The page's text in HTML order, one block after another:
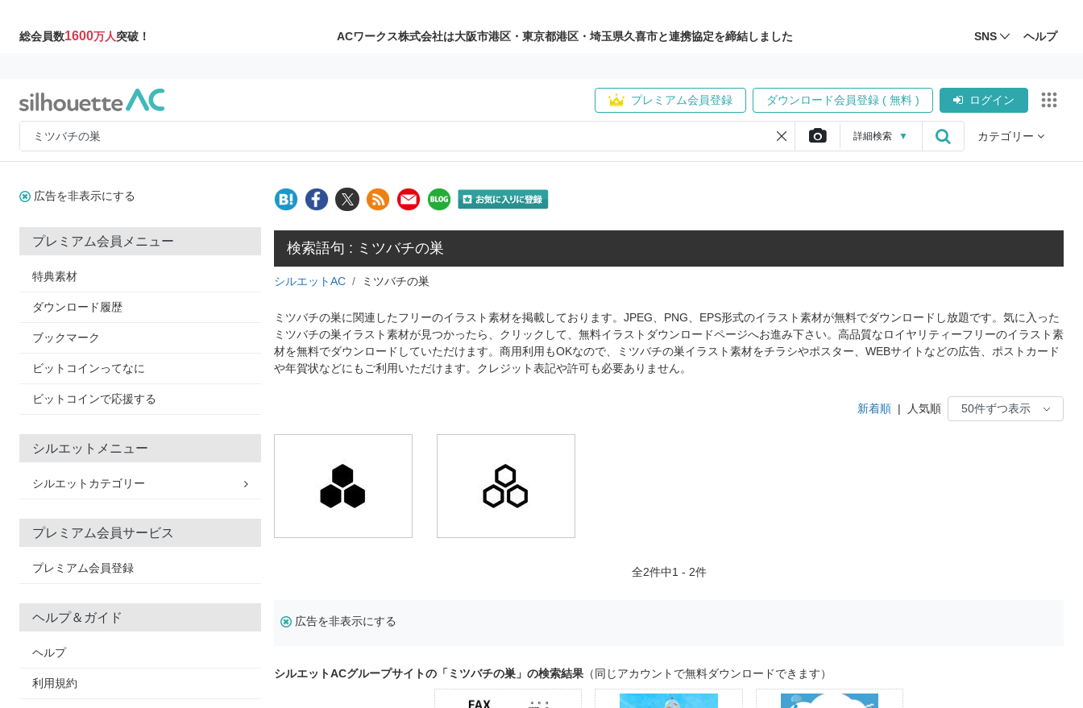
総会員数1600万人突破！ ACワークス株式会社は大阪市港区・東京都港区・埼玉県久喜市と連携協定を締結しました SNS ヘルプ
プレミアム会員登録 ダウンロード会員登録 ( 無料 ) ログイン
詳細検索 ▼ カテゴリー
広告を非表示にする
プレミアム会員メニュー
特典素材
ダウンロード履歴
ブックマーク
ビットコインってなに
ビットコインで応援する
シルエットメニュー
シルエットカテゴリー
プレミアム会員サービス
プレミアム会員登録
ヘルプ＆ガイド
ヘルプ
利用規約
検索語句 : ミツバチの巣
シルエットAC ミツバチの巣
ミツバチの巣に関連したフリーのイラスト素材を掲載しております。JPEG、PNG、EPS形式のイラスト素材が無料でダウンロードし放題です。気に入った
ミツバチの巣イラスト素材が見つかったら、クリックして、無料イラストダウンロードページへお進み下さい。高品質なロイヤリティーフリーのイラスト素
材を無料でダウンロードしていただけます。商用利用もOKなので、ミツバチの巣イラスト素材をチラシやポスター、WEBサイトなどの広告、ポストカード
や年賀状などにもご利用いただけます。クレジット表記や許可も必要ありません。
新着順 | 人気順
全2件中1 - 2件
広告を非表示にする
シルエットACグループサイトの「ミツバチの巣」の検索結果 （同じアカウントで無料ダウンロードできます）